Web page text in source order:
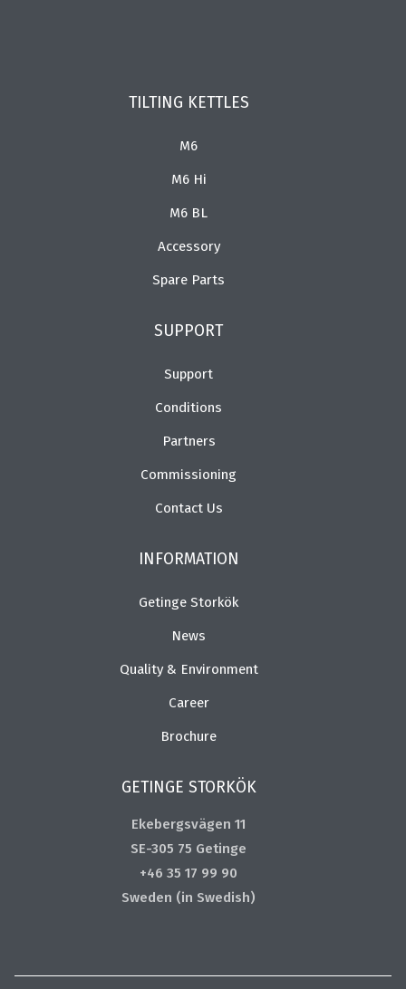
TILTING KETTLES
M6
M6 Hi
M6 BL
Accessory
Spare Parts
SUPPORT
Support
Conditions
Partners
Commissioning
Contact Us
INFORMATION
Getinge Storkök
News
Quality & Environment
Career
Brochure
GETINGE STORKÖK
Ekebergsvägen 11
SE-305 75 Getinge
+46 35 17 99 90
Sweden (in Swedish)